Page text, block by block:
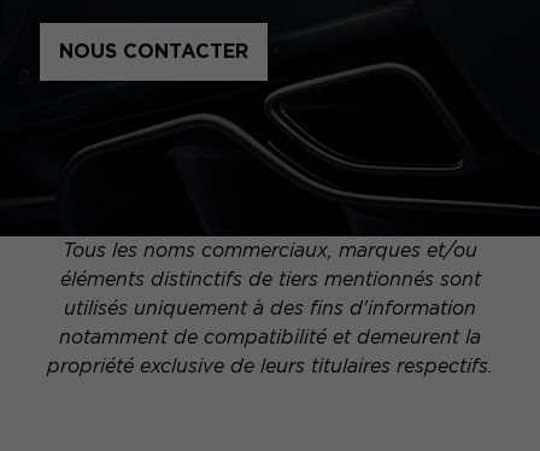
NOUS CONTACTER
Tous les noms commerciaux, marques et/ou
éléments distinctifs de tiers mentionnés sont
utilisés uniquement à des fins d'information
notamment de compatibilité et demeurent la
propriété exclusive de leurs titulaires respectifs.